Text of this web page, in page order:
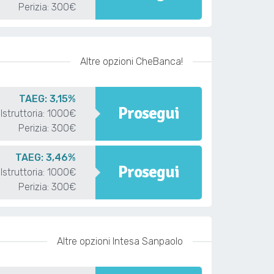
Perizia: 300€
Altre opzioni CheBanca!
TAEG: 3,15%
Istruttoria: 1000€
Perizia: 300€
Prosegui
TAEG: 3,46%
Istruttoria: 1000€
Perizia: 300€
Prosegui
Altre opzioni Intesa Sanpaolo